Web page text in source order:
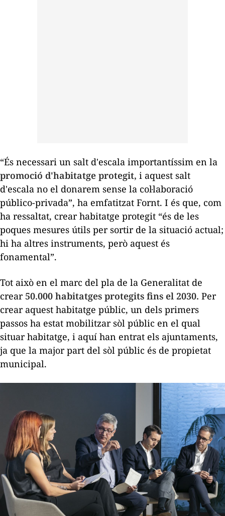
“És necessari un salt d'escala importantíssim en la
promoció d'habitatge protegit, i aquest salt
d'escala no el donarem sense la col·laboració
público-privada”, ha emfatitzat Fornt. I és que, com
ha ressaltat, crear habitatge protegit “és de les
poques mesures útils per sortir de la situació actual;
hi ha altres instruments, però aquest és
fonamental”.
Tot això en el marc del pla de la Generalitat de
crear 50.000 habitatges protegits fins el 2030. Per
crear aquest habitatge públic, un dels primers
passos ha estat mobilitzar sòl públic en el qual
situar habitatge, i aquí han entrat els ajuntaments,
ja que la major part del sòl públic és de propietat
municipal.